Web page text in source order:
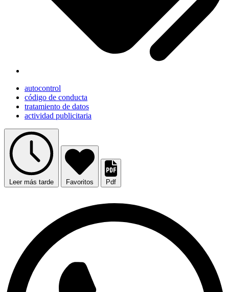
autocontrol
código de conducta
tratamiento de datos
actividad publicitaria
Leer más tarde Favoritos Pdf